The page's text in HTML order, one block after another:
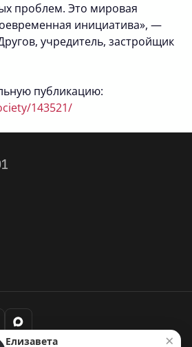
проблем. Это мировая
инициатива», —
учредитель, застройщик
публикацию:
143521/
защищены ×
Елизавета